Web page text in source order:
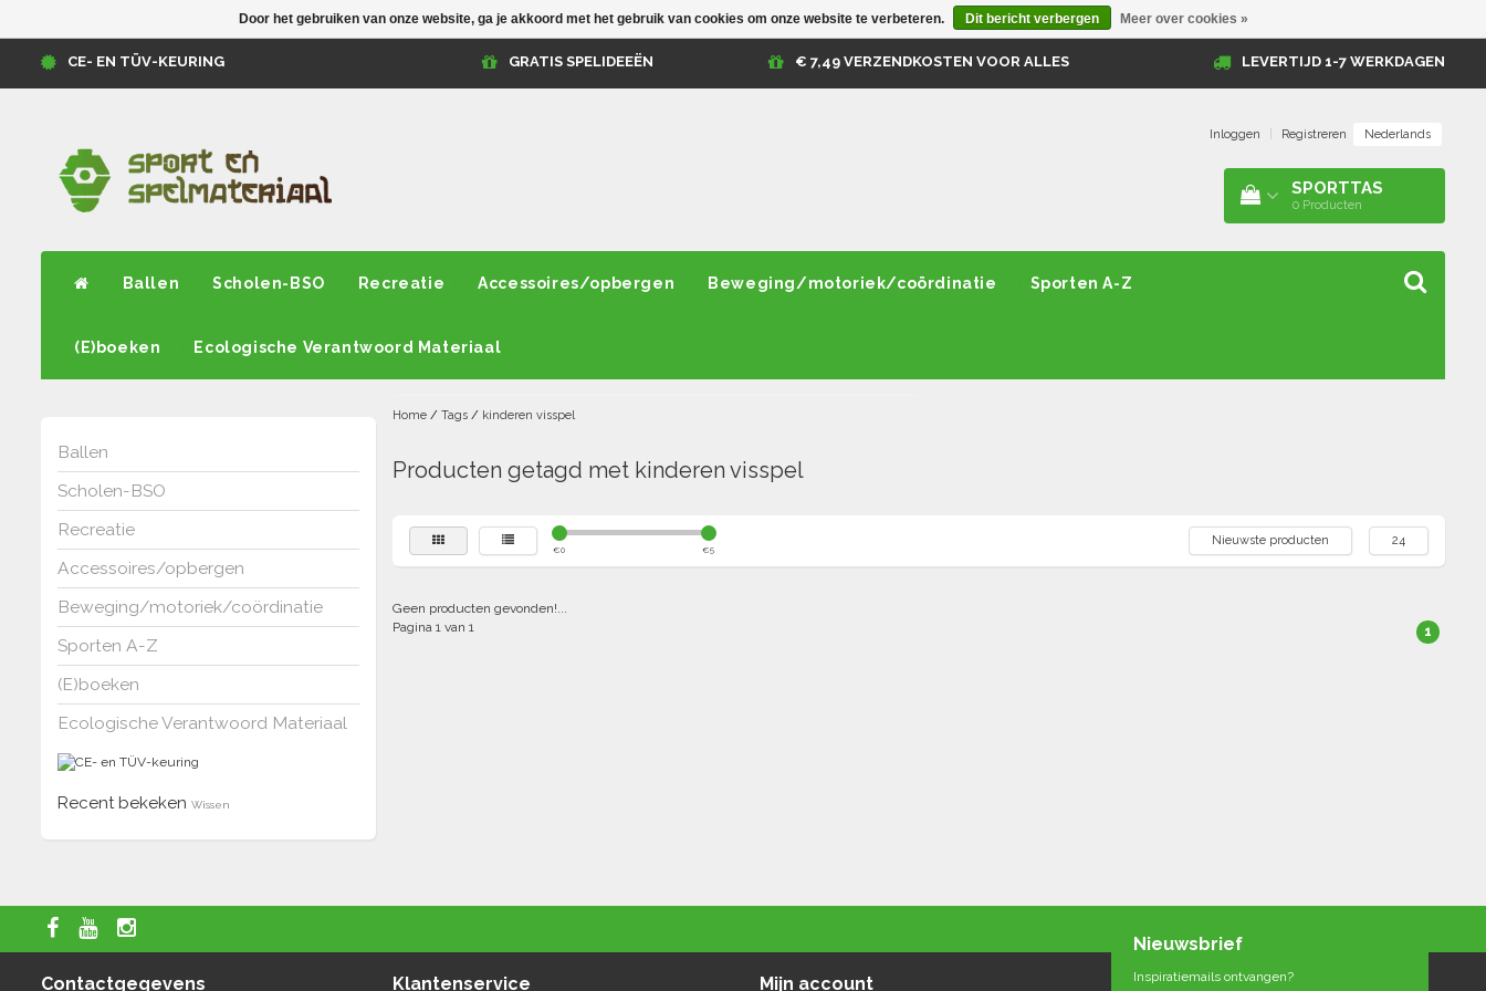
CE- EN TÜV-KEURING GRATIS SPELIDEEËN € 7,49 VERZENDKOSTEN VOOR ALLES LEVERTIJD 1-7 WERKDAGEN
Inloggen Registreren Nederlands
SPORTTAS
0 Producten
Ballen Scholen-BSO Recreatie Accessoires/opbergen Beweging/motoriek/coördinatie Sporten A-Z
(E)boeken Ecologische Verantwoord Materiaal
Ballen
Scholen-BSO
Recreatie
Accessoires/opbergen
Beweging/motoriek/coördinatie
Sporten A-Z
(E)boeken
Ecologische Verantwoord Materiaal
Recent bekeken Wissen
Home/ Tags/ kinderen visspel
Producten getagd met kinderen visspel
€0 €5
Nieuwste producten 24
Geen producten gevonden!...
Pagina 1 van 1
1
Contactgegevens Klantenservice Mijn account
Nieuwsbrief
Inspiratiemails ontvangen?
Door het gebruiken van onze website, ga je akkoord met het gebruik van cookies om onze website te verbeteren. Dit bericht verbergen Meer over cookies »